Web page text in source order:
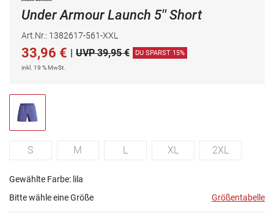
Under Armour Launch 5'' Short
Art.Nr.: 1382617-561-XXL
33,96 € | UVP 39,95 € DU SPARST 15%
inkl. 19 % MwSt.
S M L XL 2XL
Gewählte Farbe: lila
Bitte wähle eine Größe
Größentabelle